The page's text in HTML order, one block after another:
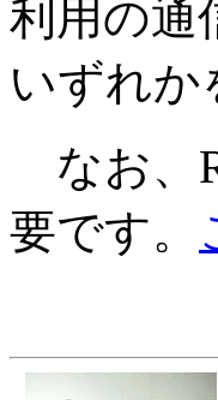
利用の通
いずれか
なお、
要です。